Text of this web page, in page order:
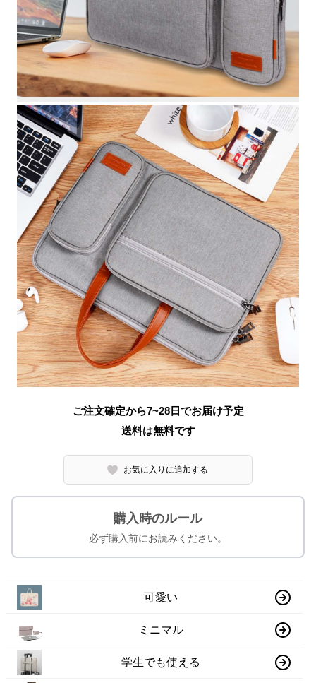
ご注文確定から7~28日でお届け予定
送料は無料です
お気に入りに追加する
購入時のルール
必ず購入前にお読みください。
可愛い
ミニマル
学生でも使える